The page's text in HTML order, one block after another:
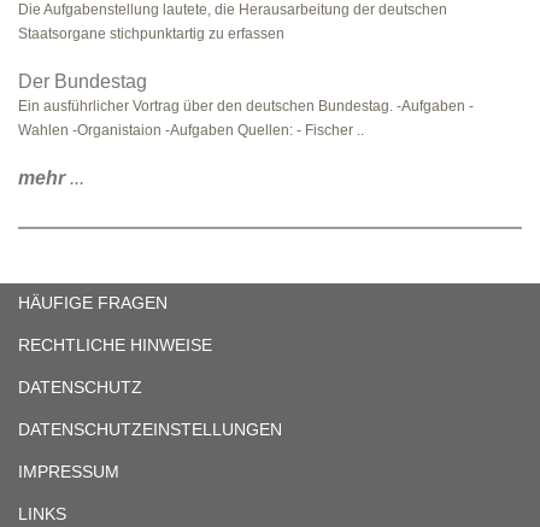
Die Aufgabenstellung lautete, die Herausarbeitung der deutschen
Staatsorgane stichpunktartig zu erfassen
Der Bundestag
Ein ausführlicher Vortrag über den deutschen Bundestag. -Aufgaben -
Wahlen -Organistaion -Aufgaben Quellen: - Fischer ..
mehr...
HÄUFIGE FRAGEN
RECHTLICHE HINWEISE
DATENSCHUTZ
DATENSCHUTZEINSTELLUNGEN
IMPRESSUM
LINKS